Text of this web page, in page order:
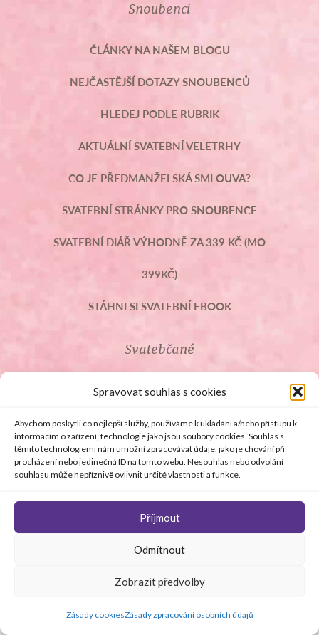
Spravovat souhlas s cookies
Abychom poskytli co nejlepší služby, používáme k ukládání a/nebo přístupu k
informacím o zařízení, technologie jako jsou soubory cookies. Souhlas s
těmito technologiemi nám umožní zpracovávat údaje, jako je chování při
procházení nebo jedinečná ID na tomto webu. Nesouhlas nebo odvolání
souhlasu může nepříznivě ovlivnit určité vlastnosti a funkce.
Příjmout
Odmítnout
Zobrazit předvolby
Zásady cookiesZásady zpracování osobních údajů
Snoubenci
ČLÁNKY NA NAŠEM BLOGU
NEJČASTĚJŠÍ DOTAZY SNOUBENCŮ
HLEDEJ PODLE RUBRIK
AKTUÁLNÍ SVATEBNÍ VELETRHY
CO JE PŘEDMANŽELSKÁ SMLOUVA?
SVATEBNÍ STRÁNKY PRO SNOUBENCE
SVATEBNÍ DIÁŘ VÝHODNĚ ZA 339 KČ (MO
399KČ)
STÁHNI SI SVATEBNÍ EBOOK
Svatebčané
ROZCESTNÍK PRO SVATEBČANY
SVATEBNÍ PROSLOVY
SVATEBNÍ DARY
© Copyright 2008 - 2026 svetsvateb.cz a dodavatelé obsahu
Všechna práva vyhrazena
staráSoftmedia
souhlasu provozovatele zakázáno.